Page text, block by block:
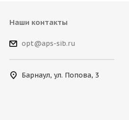
Наши контакты
opt@aps-sib.ru
Барнаул, ул. Попова, 3